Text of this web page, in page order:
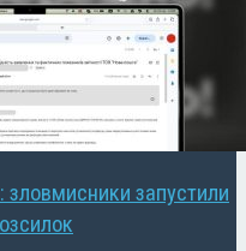
зловмисники запустили